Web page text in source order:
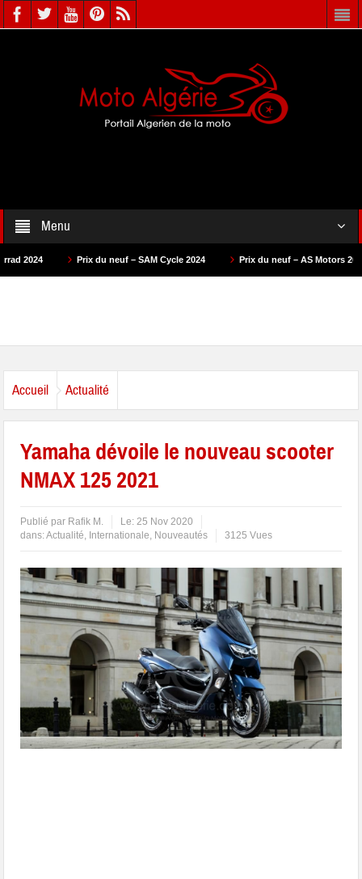
Menu
– SAM Cycle 2024 Prix du neuf – AS Motors 2024 Prix du neuf –
Accueil Actualité
Yamaha dévoile le nouveau scooter
NMAX 125 2021
Publié par Rafik M. Le:25 Nov 2020
dans:Actualité, Internationale, Nouveautés 3125 Vues